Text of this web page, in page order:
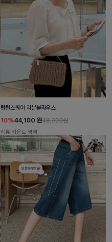
럽틸스퀘어 리본블라우스
10%44,100 원48,900원
리뷰 카운트 영역